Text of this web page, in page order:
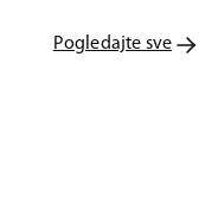
Pogledajte sve